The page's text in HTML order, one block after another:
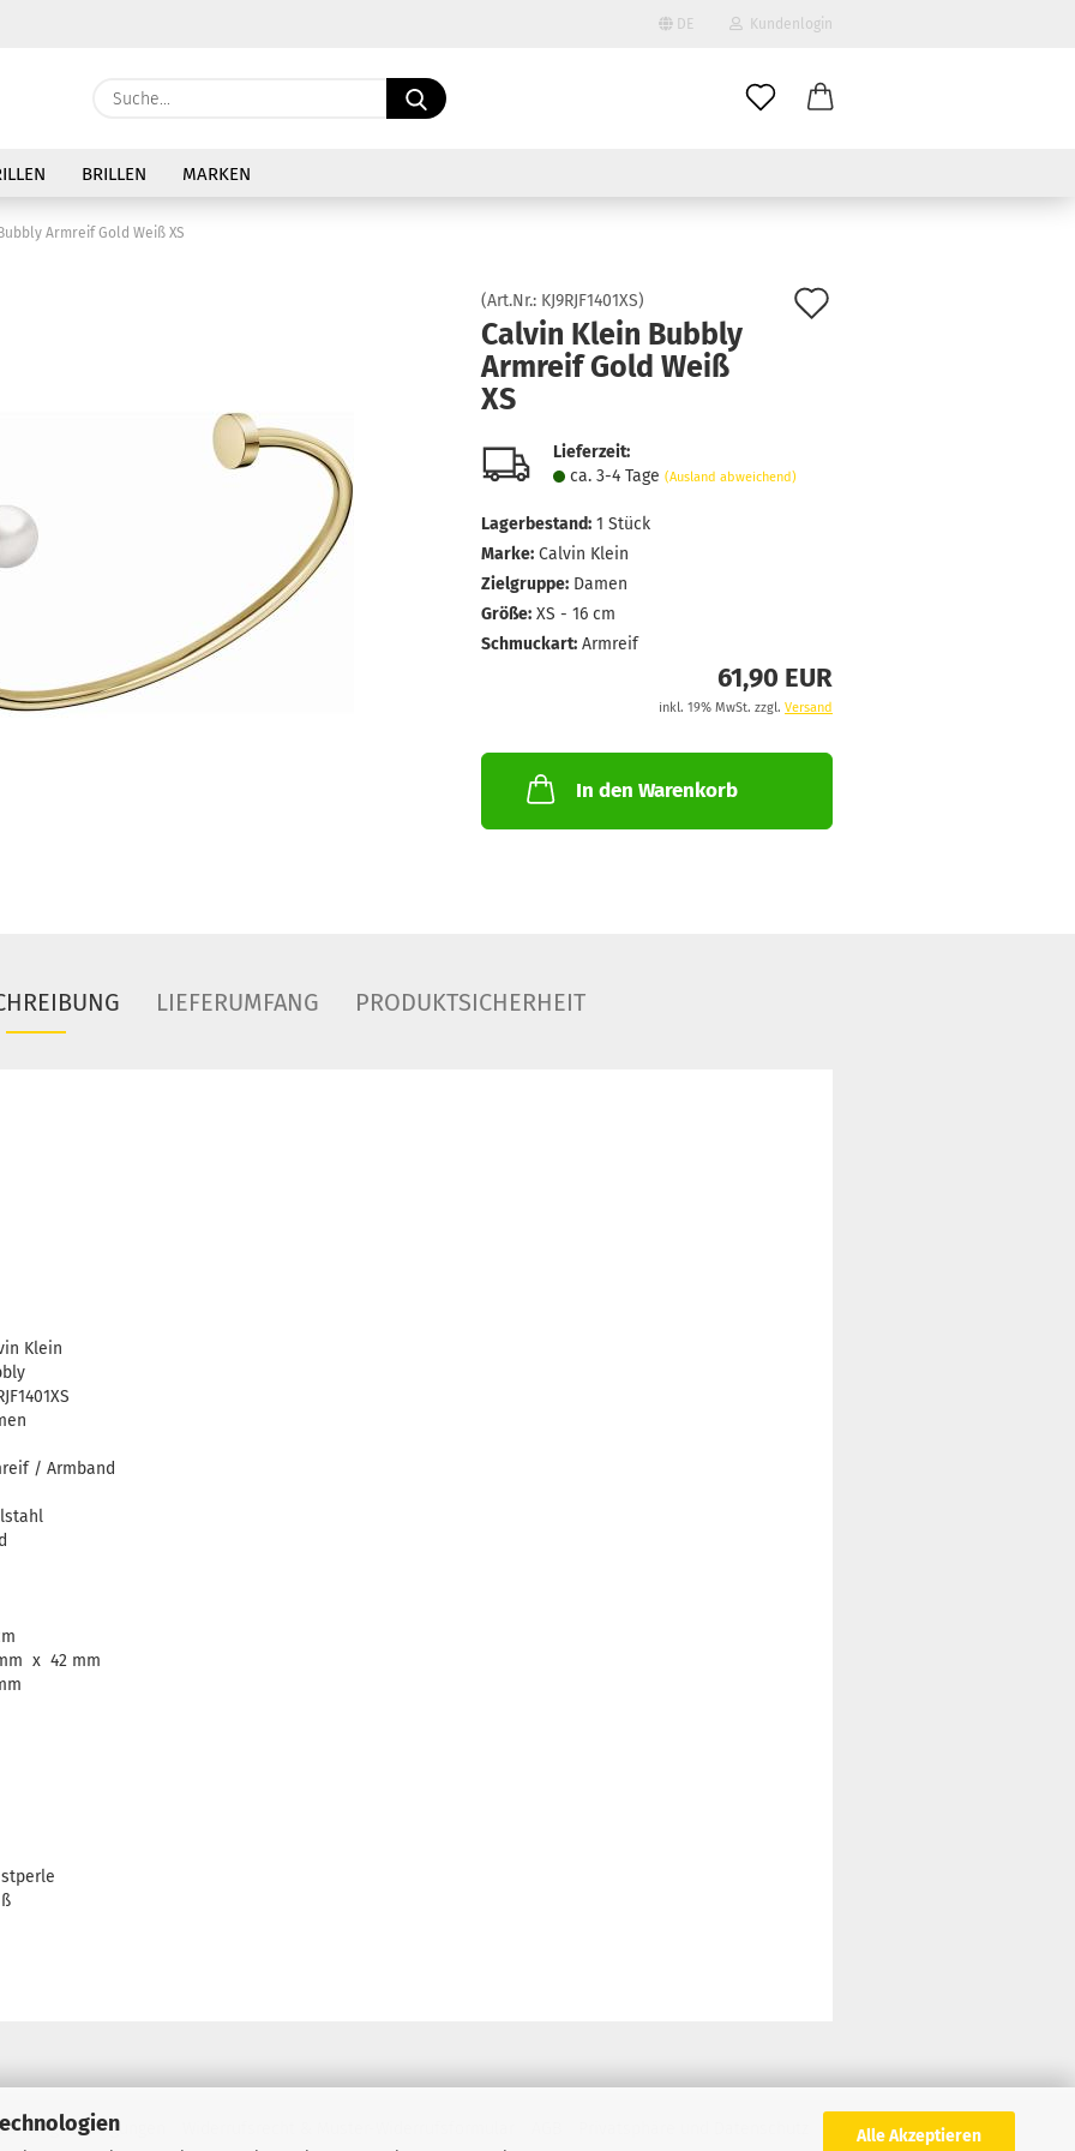
Alle Akzeptieren
DE
Sprache auswählen
Kundenlogin
Konto erstellen
Passwort vergessen?
Suche...
BRILLEN MARKEN
Armreif Gold Weiß XS
(Art.Nr.: KJ9RJF1401XS)
Calvin Klein Bubbly
Armreif Gold Weiß
XS
Lieferzeit:
ca. 3-4 Tage (Ausland abweichend)
Lagerbestand: 1 Stück
Marke: Calvin Klein
Zielgruppe: Damen
Größe: XS - 16 cm
Schmuckart: Armreif
61,90 EUR
inkl. 19% MwSt. zzgl. Versand
In den Warenkorb
LIEFERUMFANG PRODUKTSICHERHEIT
Klein
/ Armband
x 42 mm